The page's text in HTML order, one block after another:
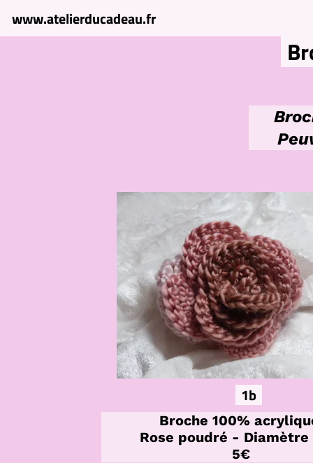
www.atelierducadeau.fr
1b
Broche 100%
Rose poudré - Diamètre
5€